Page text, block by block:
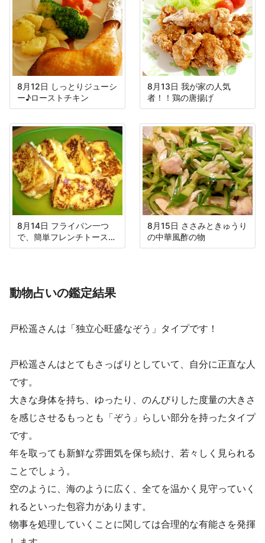
8月12日 しっとりジューシ
ー♪ローストチキン
8月13日 我が家の人気
者！！鶏の唐揚げ
8月14日 フライパン一つ
で、簡単フレンチトースト
♪
8月15日 ささみときゅうり
の中華風酢の物
動物占いの鑑定結果
戸松遥さんは「独立心旺盛なぞう」タイプです！
戸松遥さんはとてもさっぱりとしていて、自分に正直な人
です。
大きな身体を持ち、ゆったり、のんびりした度量の大きさ
を感じさせるもっとも「ぞう」らしい部分を持ったタイプ
です。
年を取っても新鮮な雰囲気を保ち続け、若々しく見られる
ことでしょう。
空のように、海のように広く、全てを温かく見守っていく
れるといった包容力があります。
物事を処理していくことに関しては合理的な有能さを発揮